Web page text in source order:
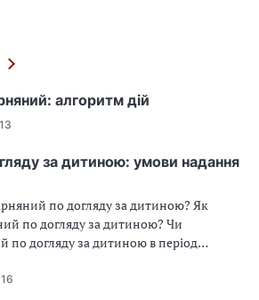
алгоритм дій
за дитиною: умови надання
по догляду за дитиною? Як
по догляду за дитиною? Чи
по догляду за дитиною в період
нюанси як отримати лікарняний на